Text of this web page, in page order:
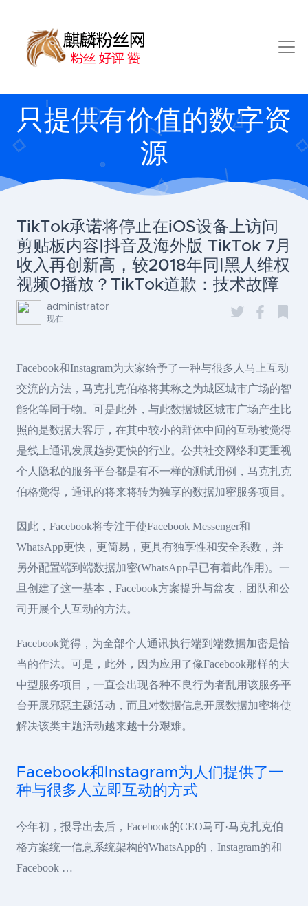
只提供有价值的数字资
源
TikTok承诺将停止在iOS设备上访问
剪贴板内容|抖音及海外版 TikTok 7月
收入再创新高，较2018年同|黑人维权
视频0播放？TikTok道歉：技术故障
administrator
现在
Facebook和Instagram为大家给予了一种与很多人马上互动
交流的方法，马克扎克伯格将其称之为城区城市广场的智
能化等同于物。可是此外，与此数据城区城市广场产生比
照的是数据大客厅，在其中较小的群体中间的互动被觉得
是线上通讯发展趋势更快的行业。公共社交网络和更重视
个人隐私的服务平台都是有不一样的测试用例，马克扎克
伯格觉得，通讯的将来将转为独享的数据加密服务项目。
因此，Facebook将专注于使Facebook Messenger和
WhatsApp更快，更简易，更具有独享性和安全系数，并
另外配置端到端数据加密(WhatsApp早已有着此作用)。一
旦创建了这一基本，Facebook方案提升与盆友，团队和公
司开展个人互动的方法。
Facebook觉得，为全部个人通讯执行端到端数据加密是恰
当的作法。可是，此外，因为应用了像Facebook那样的大
中型服务项目，一直会出现各种不良行为者乱用该服务平
台开展邪惡主题活动，而且对数据信息开展数据加密将使
解决该类主题活动越来越十分艰难。
Facebook和Instagram为人们提供了一
种与很多人立即互动的方式
今年初，报导出去后，Facebook的CEO马可·马克扎克伯
格方案统一信息系统架构的WhatsApp的，Instagram的和
Facebook …